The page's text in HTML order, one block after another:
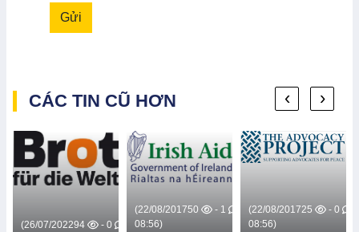
Gửi
CÁC TIN CŨ HƠN
(26/07/202294 - 0
(22/08/2017
08:56)
50 - 1
(22/08/2017
08:56)
25 - 0
‹ ›